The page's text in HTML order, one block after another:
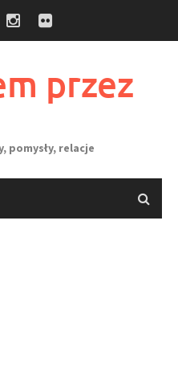
przez
relacje